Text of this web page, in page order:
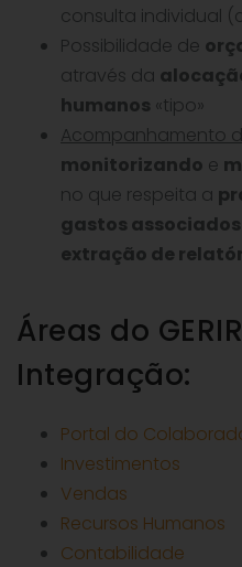
consulta individual
Possibilidade de
através da
humanos «tipo»
Acompanhamento
monitorizando e
no que respeita a
gastos associados
extração de
Áreas do GERIR
Integração:
Portal do
Investimentos
Vendas
Recursos Humanos
Contabilidade